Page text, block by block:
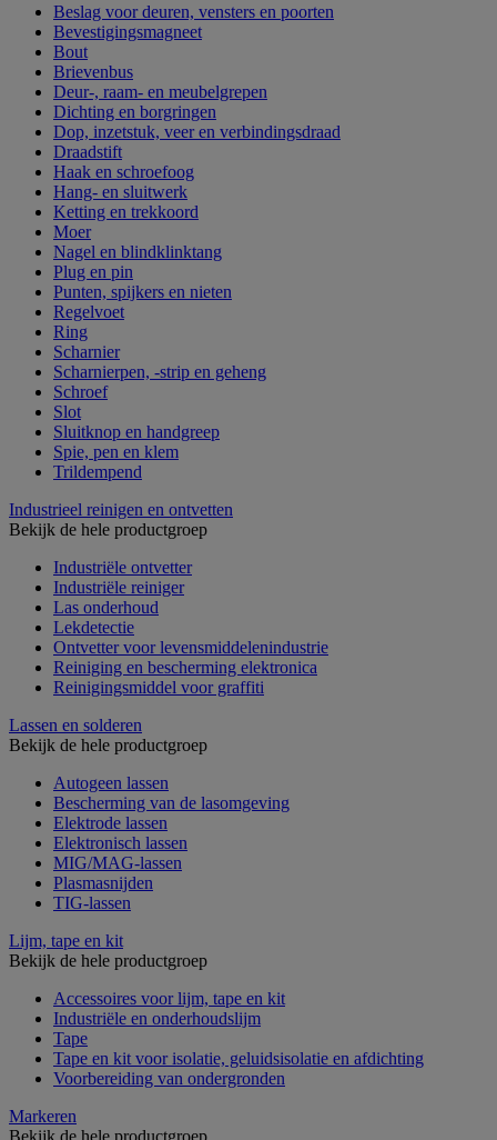
Beslag voor deuren, vensters en poorten
Bevestigingsmagneet
Bout
Brievenbus
Deur-, raam- en meubelgrepen
Dichting en borgringen
Dop, inzetstuk, veer en verbindingsdraad
Draadstift
Haak en schroefoog
Hang- en sluitwerk
Ketting en trekkoord
Moer
Nagel en blindklinktang
Plug en pin
Punten, spijkers en nieten
Regelvoet
Ring
Scharnier
Scharnierpen, -strip en geheng
Schroef
Slot
Sluitknop en handgreep
Spie, pen en klem
Trildempend
Industrieel reinigen en ontvetten
Bekijk de hele productgroep
Industriële ontvetter
Industriële reiniger
Las onderhoud
Lekdetectie
Ontvetter voor levensmiddelenindustrie
Reiniging en bescherming elektronica
Reinigingsmiddel voor graffiti
Lassen en solderen
Bekijk de hele productgroep
Autogeen lassen
Bescherming van de lasomgeving
Elektrode lassen
Elektronisch lassen
MIG/MAG-lassen
Plasmasnijden
TIG-lassen
Lijm, tape en kit
Bekijk de hele productgroep
Accessoires voor lijm, tape en kit
Industriële en onderhoudslijm
Tape
Tape en kit voor isolatie, geluidsisolatie en afdichting
Voorbereiding van ondergronden
Markeren
Bekijk de hele productgroep